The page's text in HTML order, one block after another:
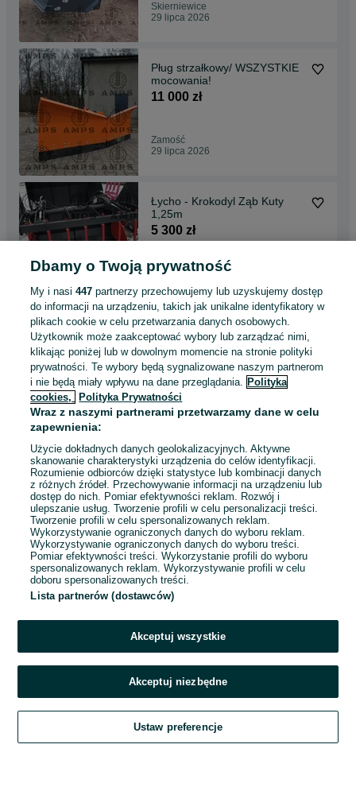
Skierniewice
29 lipca 2026
Pług strzałkowy/ WSZYSTKIE
mocowania!
11 000 zł
Zamość
29 lipca 2026
Łycho - Krokodyl Ząb Kuty
1,25m
5 300 zł
Pułtusk
29 lipca 2026
Pług strzałkowy/ EURO+TUZ
11 000 zł
Elbląg
29 lipca 2026
1 ... 32 ... 146
Zadzwoń / SMS
Szukaj Obserwujesz Dodaj Czat Konto
Dbamy o Twoją prywatność
My i nasi447 partnerzy przechowujemy lub uzyskujemy dostęp
do informacji na urządzeniu, takich jak unikalne identyfikatory w
plikach cookie w celu przetwarzania danych osobowych.
Użytkownik może zaakceptować wybory lub zarządzać nimi,
klikając poniżej lub w dowolnym momencie na stronie polityki
prywatności. Te wybory będą sygnalizowane naszym partnerom
i nie będą miały wpływu na dane przeglądania. Polityka
cookies,
Polityka Prywatności
Wraz z naszymi partnerami przetwarzamy dane w celu
zapewnienia:
Użycie dokładnych danych geolokalizacyjnych. Aktywne
skanowanie charakterystyki urządzenia do celów identyfikacji.
Rozumienie odbiorców dzięki statystyce lub kombinacji danych
z różnych źródeł. Przechowywanie informacji na urządzeniu lub
dostęp do nich. Pomiar efektywności reklam. Rozwój i
ulepszanie usług. Tworzenie profili w celu personalizacji treści.
Tworzenie profili w celu spersonalizowanych reklam.
Wykorzystywanie ograniczonych danych do wyboru reklam.
Wykorzystywanie ograniczonych danych do wyboru treści.
Pomiar efektywności treści. Wykorzystanie profili do wyboru
spersonalizowanych reklam. Wykorzystywanie profili w celu
doboru spersonalizowanych treści.
Lista partnerów (dostawców)
Akceptuj wszystkie
Akceptuj niezbędne
Ustaw preferencje